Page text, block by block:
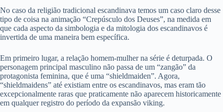
No caso da religião tradicional escandinava temos um caso claro desse
tipo de coisa na animação “Crepúsculo dos Deuses”, na medida em
que cada aspecto da simbologia e da mitologia dos escandinavos é
invertida de uma maneira bem específica.
Em primeiro lugar, a relação homem-mulher na série é deturpada. O
personagem principal masculino não passa de um “zangão” da
protagonista feminina, que é uma “shieldmaiden”. Agora,
“shieldmaidens” até existiam entre os escandinavos, mas eram tão
excepcionalmente raras que praticamente não aparecem historicamente
em qualquer registro do período da expansão viking.